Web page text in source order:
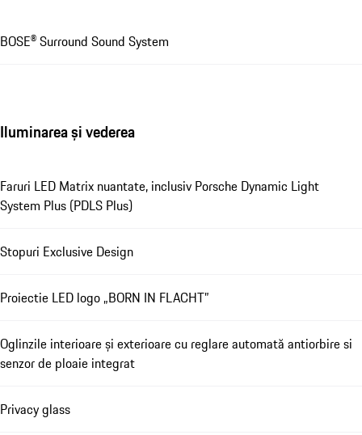
BOSE® Surround Sound System
Iluminarea și vederea
Faruri LED Matrix nuantate, inclusiv Porsche Dynamic Light
System Plus (PDLS Plus)
Stopuri Exclusive Design
Proiectie LED logo „BORN IN FLACHT”
Oglinzile interioare și exterioare cu reglare automată antiorbire si
senzor de ploaie integrat
Privacy glass